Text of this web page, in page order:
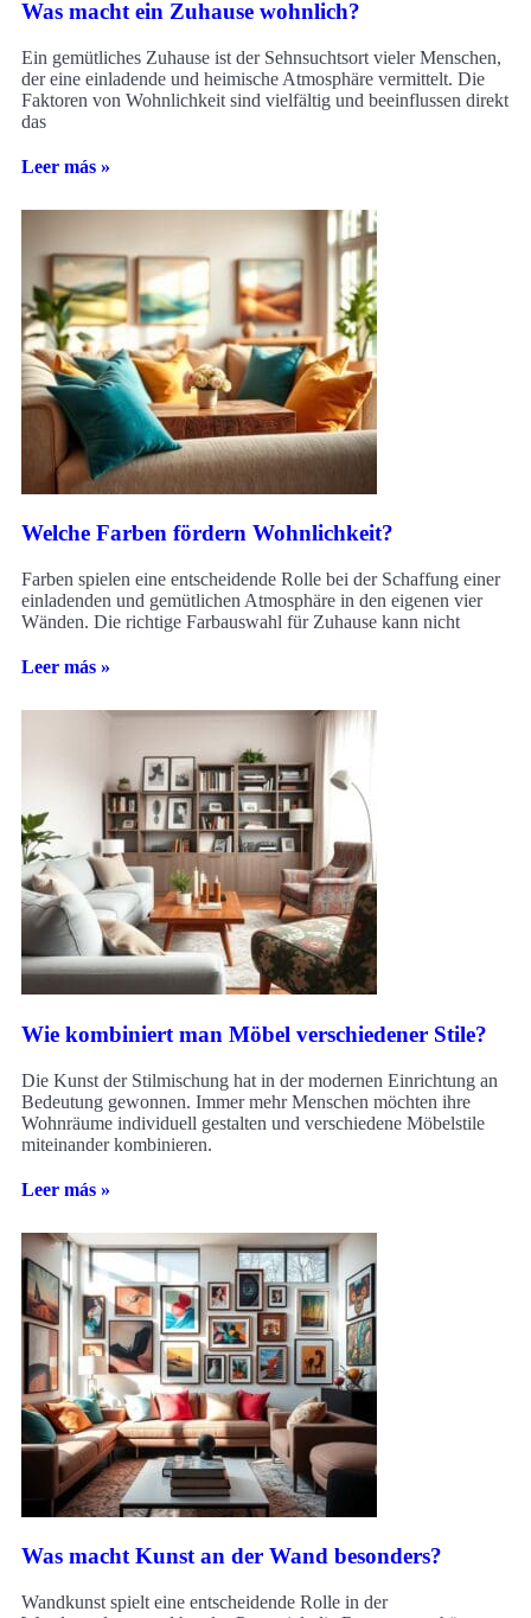
Was macht ein Zuhause wohnlich?
Ein gemütliches Zuhause ist der Sehnsuchtsort vieler Menschen,
der eine einladende und heimische Atmosphäre vermittelt. Die
Faktoren von Wohnlichkeit sind vielfältig und beeinflussen direkt
das
Leer más »
Welche Farben fördern Wohnlichkeit?
Farben spielen eine entscheidende Rolle bei der Schaffung einer
einladenden und gemütlichen Atmosphäre in den eigenen vier
Wänden. Die richtige Farbauswahl für Zuhause kann nicht
Leer más »
Wie kombiniert man Möbel verschiedener Stile?
Die Kunst der Stilmischung hat in der modernen Einrichtung an
Bedeutung gewonnen. Immer mehr Menschen möchten ihre
Wohnräume individuell gestalten und verschiedene Möbelstile
miteinander kombinieren.
Leer más »
Was macht Kunst an der Wand besonders?
Wandkunst spielt eine entscheidende Rolle in der